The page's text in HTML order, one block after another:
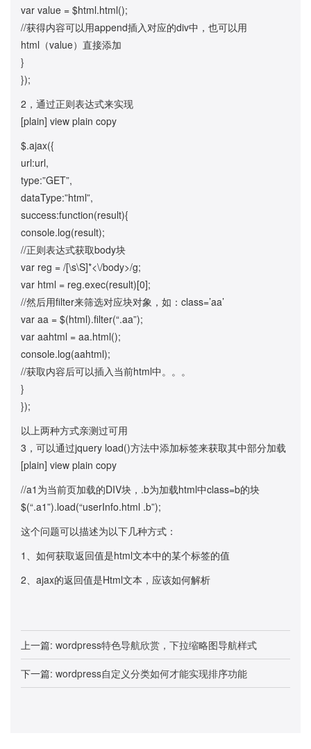
var value = $html.html();
//获得内容可以用append插入对应的div中，也可以用
html（value）直接添加
}
});
2，通过正则表达式来实现
[plain] view plain copy
$.ajax({
url:url,
type:”GET”,
dataType:”html”,
success:function(result){
console.log(result);
//正则表达式获取body块
var reg = /[\s\S]*<\/body>/g;
var html = reg.exec(result)[0];
//然后用filter来筛选对应块对象，如：class=’aa’
var aa = $(html).filter(“.aa”);
var aahtml = aa.html();
console.log(aahtml);
//获取内容后可以插入当前html中。。。
}
});
以上两种方式亲测过可用
3，可以通过jquery load()方法中添加标签来获取其中部分加载
[plain] view plain copy
//a1为当前页加载的DIV块，.b为加载html中class=b的块
$(“.a1”).load(“userInfo.html .b”);
这个问题可以描述为以下几种方式：
1、如何获取返回值是html文本中的某个标签的值
2、ajax的返回值是Html文本，应该如何解析
上一篇: wordpress特色导航欣赏，下拉缩略图导航样式
下一篇: wordpress自定义分类如何才能实现排序功能